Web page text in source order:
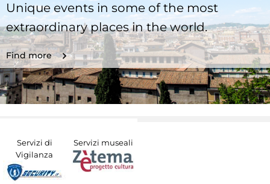
Unique events in some of the most
extraordinary places in the world.
Find more
Servizi di
Vigilanza
Servizi museali